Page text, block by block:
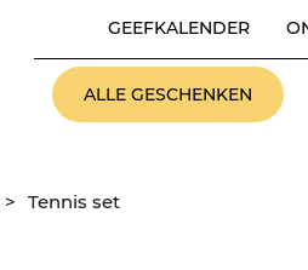
GEEFKALENDER
ALLE GESCHENKEN
> Tennis set